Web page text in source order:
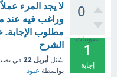
0
تصويتات
1
إجابة
لا يجد المرء
وراغب فيه عند
مطلوب الإجابة.
الشرح
سُئل أبريل 22 في
بواسطة عبود